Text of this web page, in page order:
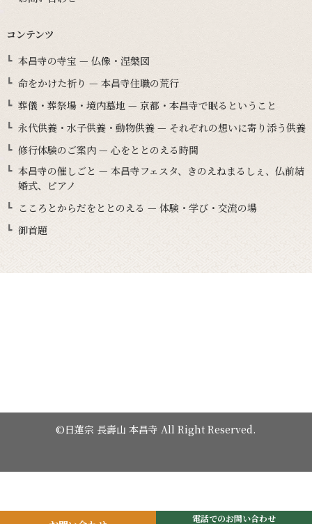
電話でのお問い合わせ
コンテンツ
本昌寺の寺宝 — 仏像・涅槃図
命をかけた祈り — 本昌寺住職の荒行
葬儀・葬祭場・境内墓地 — 京都・本昌寺で眠るということ
永代供養・水子供養・動物供養 — それぞれの想いに寄り添う供養
修行体験のご案内 — 心をととのえる時間
本昌寺の催しごと — 本昌寺フェスタ、きのえねまるしぇ、仏前結
婚式、ピアノ
こころとからだをととのえる — 体験・学び・交流の場
御首題
©日蓮宗 長壽山 本昌寺 All Right Reserved.